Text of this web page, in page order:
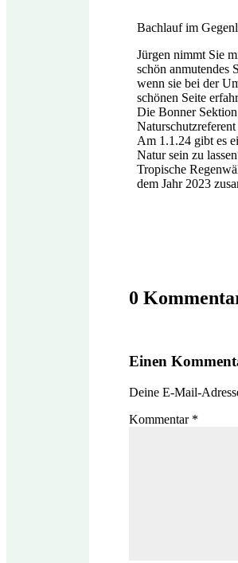
Bachlauf im
Jürgen nimmt Sie
schön anmutendes
wenn sie bei der
schönen Seite
Die Bonner
Am 1.1.24 gibt es
Natur sein zu
Tropische
dem Jahr 2023
0
Einen
Deine E-Mail-
Kommentar *